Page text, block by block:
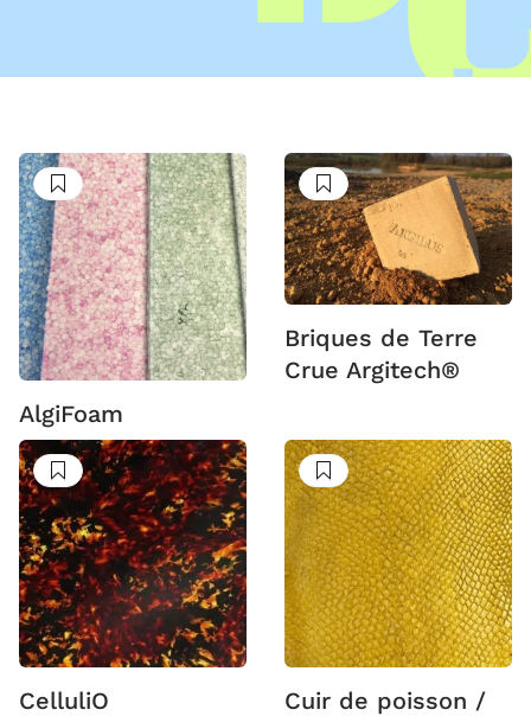
Suivre
AlgiFoam
Suivre
Briques de Terre
Crue Argitech®
Suivre
CelluliO
Suivre
Cuir de poisson /